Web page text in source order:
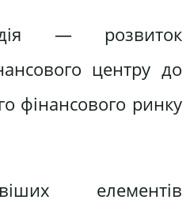
— розвиток
центру до
фінансового ринку
елементів